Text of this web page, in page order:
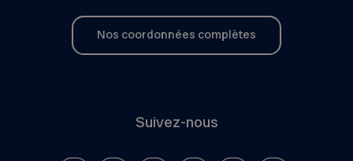
Nos coordonnées complètes
Suivez-nous